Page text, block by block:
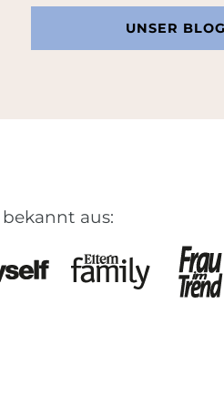
UNSER BLOG
aus: